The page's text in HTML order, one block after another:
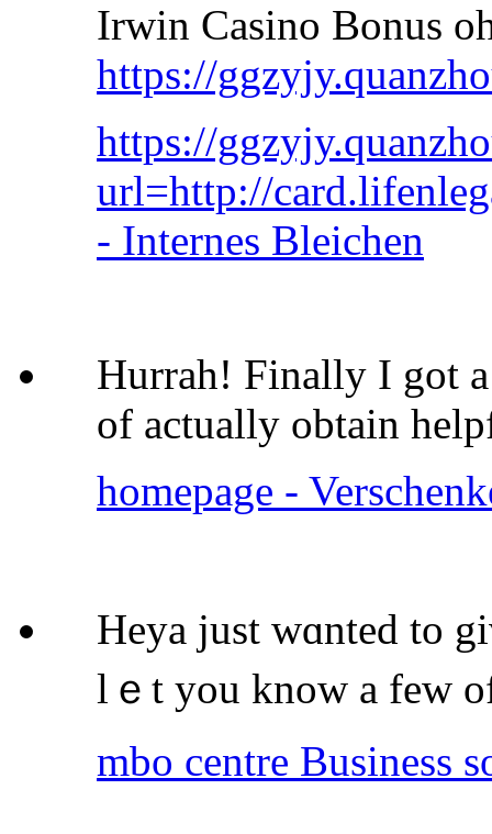
Irwin Casino Bonus
https://
https://
url=http://
- Internes Bleichen
Hurrah! Finally I got
of actually obtain
homepage -
Heya just wɑnted to
lｅt you know a few
mbo centre Business